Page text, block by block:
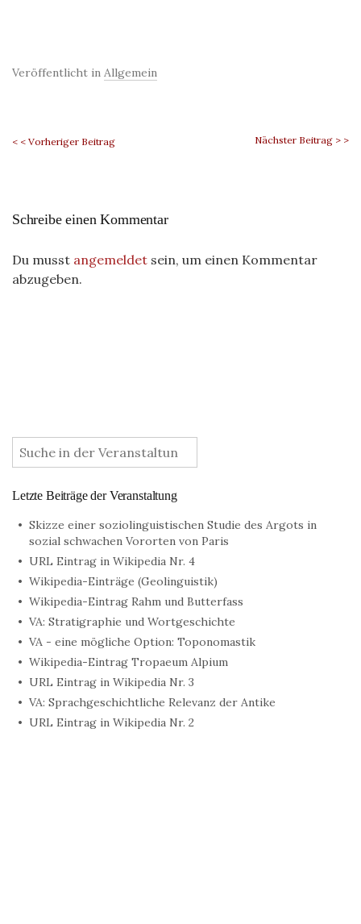
Veröffentlicht in Allgemein
< < Vorheriger Beitrag Nächster Beitrag > >
Schreibe einen Kommentar
Du musst angemeldet sein, um einen Kommentar
abzugeben.
:
Letzte Beiträge der Veranstaltung
Skizze einer soziolinguistischen Studie des Argots in
sozial schwachen Vororten von Paris
URL Eintrag in Wikipedia Nr. 4
Wikipedia-Einträge (Geolinguistik)
Wikipedia-Eintrag Rahm und Butterfass
VA: Stratigraphie und Wortgeschichte
VA - eine mögliche Option: Toponomastik
Wikipedia-Eintrag Tropaeum Alpium
URL Eintrag in Wikipedia Nr. 3
VA: Sprachgeschichtliche Relevanz der Antike
URL Eintrag in Wikipedia Nr. 2